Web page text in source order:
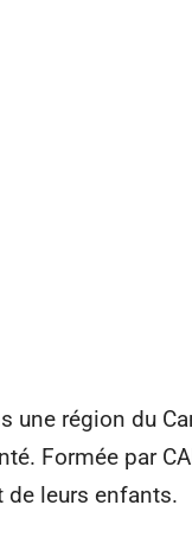
une région du
Formée par
de leurs enfants.